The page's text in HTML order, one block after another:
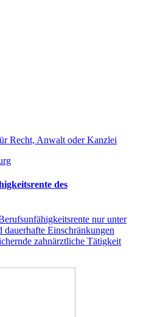
des
nur unter
dauerhafte Einschränkungen
zahnärztliche Tätigkeit